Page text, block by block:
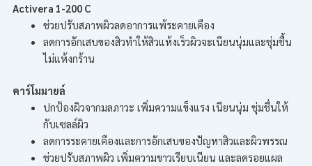
Activera 1-200 C
ช่วยปรับสภาพผิวลดอาการแพ้ระคายเคือง
ลดการอักเสบของสิวทำให้สิวแห้งเร็วผิวจะเนียนนุ่มและชุ่มชื้น
ไม่แห้งกร้าน
คาร์โมมายล์
ปกป้องผิวจากมลภาวะ เพิ่มความแข็งแรง เนียนนุ่ม ชุ่มชื่นให้
กับเซลล์ผิว
ลดการระคายเคืองและการอักเสบของปัญหาสิวและผิวพรรณ
ช่วยปรับสภาพผิว เพิ่มความขาวเรียบเนียน และลดรอยแผล